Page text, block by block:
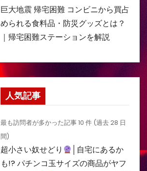
巨大地震 帰宅困難 コンビニから買占
められる食料品・防災グッズとは？
｜帰宅困難ステーションを解説
人気記事
最も訪問者が多かった記事 10 件 (過去 28 日
間)
超小さい奴せどり
│自宅にあるか
も!? パチンコ玉サイズの商品がヤフ